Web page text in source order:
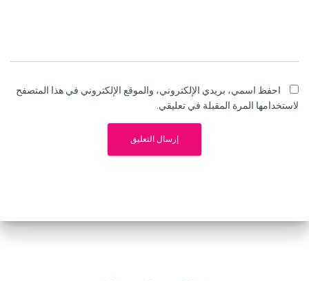
احفظ اسمي، بريدي الإلكتروني، والموقع الإلكتروني في هذا المتصفح
لاستخدامها المرة المقبلة في تعليقي.